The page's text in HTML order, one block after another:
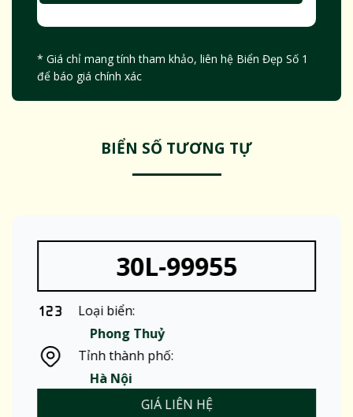
* Giá chỉ mang tính tham khảo, liên hệ Biển Đẹp Số 1
để báo giá chính xác
BIỂN SỐ TƯƠNG TỰ
30L-99955
Loại biển:
Phong Thuỷ
Tỉnh thành phố:
Hà Nội
GIÁ LIÊN HỆ